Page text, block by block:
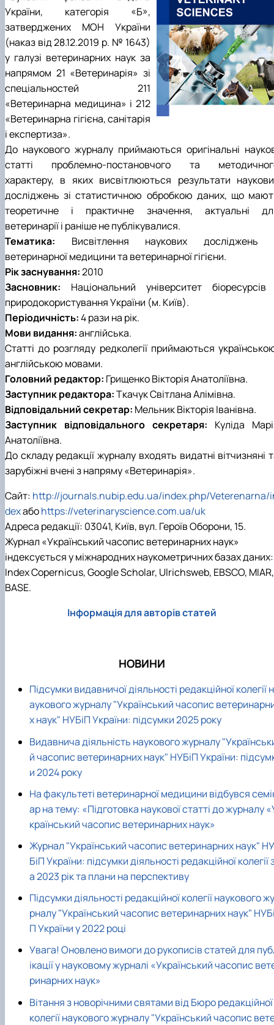
НОВИНИ
факультетом ветеринарної медицини …
Скринька довіри
Вступ 2022 рік
Вступ 2021 рік
Вступ 2020 рік
Вступ 2019 рік
Вступ 2018 рік
України, категорія «Б»,
затверджених МОН України
(наказ від 28.12.2019 р. № 1643)
у галузі ветеринарних наук за
напрямом 21 «Ветеринарія» зі
спеціальностей 211
«Ветеринарна медицина» і 212
«Ветеринарна гігієна, санітарія
і експертиза».
До наукового журналу приймаються оригінальні
статті проблемно-постановчого та
характеру, в яких висвітлюються результати
досліджень зі статистичною обробкою даних, що
теоретичне і практичне значення, актуальні
ветеринарії і раніше не публікувалися.
Тематика: Висвітлення наукових досліджень
ветеринарної медицини та ветеринарної гігієни.
Рік заснування:2010
Засновник: Національний університет біоресурсів
природокористування України (м. Київ).
Періодичність:4 рази на рік.
Мови видання:англійська.
Статті до розгляду редколегії приймаються
англійською мовами.
Головний редактор: Грищенко Вікторія Анатоліївна.
Заступник редактора:Ткачук Світлана Алімівна.
Відповідальний секретар: Мельник Вікторія Іванівна.
Заступник відповідального секретаря: Куліда
Анатоліївна.
До складу редакції журналу входять видатні вітчизняні
зарубіжні вчені з напряму «Ветеринарія».
Сайт: http://journals.nubip.edu.ua/index.php/Veterenarna/
dexабоhttps://veterinaryscience.com.ua/uk
Адреса редакції: 03041, Київ, вул. Героїв Оборони, 15.
Журнал «Український часопис ветеринарних наук»
індексується у міжнародних наукометричних базах даних:
Index Copernicus, Google Scholar, Ulrichsweb, EBSCO, МIAR,
BASE.
Інформація для авторів статей
НОВИНИ
Підсумки видавничої діяльності редакційної колегії н
аукового журналу "Український часопис
х наук" НУБіП України: підсумки 2025 року
Видавнича діяльність наукового журналу
й часопис ветеринарних наук" НУБіП України:
и 2024 року
На факультеті ветеринарної медицини відбувся
ар на тему: «Підготовка наукової статті до журналу
країнський часопис ветеринарних наук»
Журнал "Український часопис ветеринарних наук" НУ
БіП України: підсумки діяльності редакційної колегії
а 2023 рік та плани на перспективу
Підсумки діяльності редакційної колегії наукового жу
рналу "Український часопис ветеринарних наук"
П України у 2022 році
Увага! Оновлено вимоги до рукописів статей для
ікації у науковому журналі «Український часопис
ринарних наук»
Вітання з новорічними святами від Бюро редакційної
колегії наукового журналу "Український часопис